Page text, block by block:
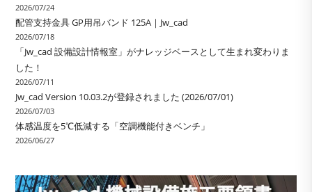
2026/07/24
配管支持金具 GP用吊バンド 125A｜Jw_cad
2026/07/18
「Jw_cad 設備設計情報室」がナレッジベースとして生まれ変わりま
した！
2026/07/11
Jw_cad Version 10.03.2が登録されました (2026/07/01)
2026/07/03
体感温度を5℃低減する「空調機能付きベンチ」
2026/06/27